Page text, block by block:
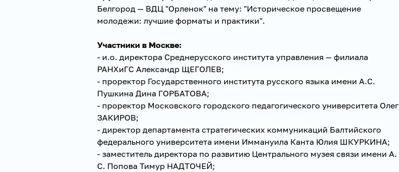
Белгород — ВДЦ "Орленок" на тему: "Историческое просвещение
молодежи: лучшие форматы и практики".
Участники в Москве:
- и.о. директора Среднерусского института управления — филиала
РАНХиГС Александр ЩЕГОЛЕВ;
- проректор Государственного института русского языка имени А.С.
Пушкина Дина ГОРБАТОВА;
- проректор Московского городского педагогического университета Олег
ЗАКИРОВ;
- директор департамента стратегических коммуникаций Балтийского
федерального университета имени Иммануила Канта Юлия ШКУРКИНА;
- заместитель директора по развитию Центрального музея связи имени А.
С. Попова Тимур НАДТОЧЕЙ;